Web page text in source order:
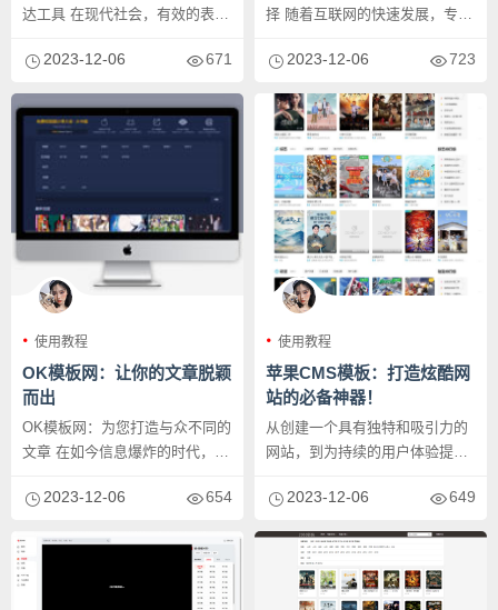
达工具 在现代社会，有效的表达
非...2023-12-06 671
择 随着互联网的快速发展，专业
示...2023-12-06 723
使用教程
OK模板网：让你的文章脱颖
而出
OK模板网：为您打造与众不同的
文章 在如今信息爆炸的时代，如
脱...2023-12-06 654
使用教程
苹果CMS模板：打造炫酷网
站的必备神器！
从创建一个具有独特和吸引力的
网站，到为持续的用户体验提供
设计...2023-12-06 649